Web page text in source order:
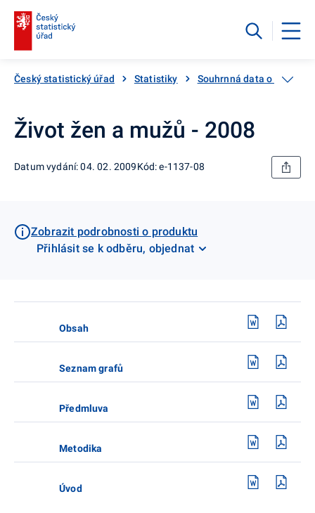
Český statistický úřad Statistiky Souhrnná data o Česku
Život žen a mužů - 2008
Datum vydání: 04. 02. 2009Kód: e-1137-08
Zobrazit podrobnosti o produktu
Přihlásit se k odběru, objednat
Obsah
Seznam grafů
Předmluva
Metodika
Úvod